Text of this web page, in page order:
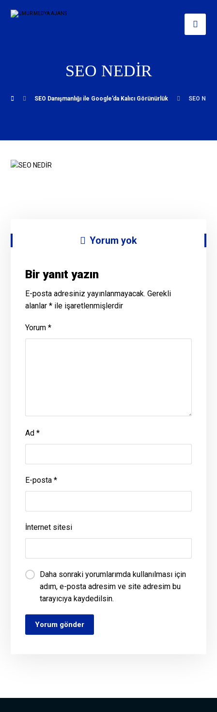
SEO NEDİR
SEO Danışmanlığı ile Google’da Kalıcı Görünürlük SEO
Yorum yok
Bir yanıt yazın
E-posta adresiniz yayınlanmayacak. Gerekli
alanlar* ile işaretlenmişlerdir
Yorum*
Ad*
E-posta*
İnternet sitesi
Daha sonraki yorumlarımda kullanılması için
adım, e-posta adresim ve site adresim bu
tarayıcıya kaydedilsin.
Yorum gönder